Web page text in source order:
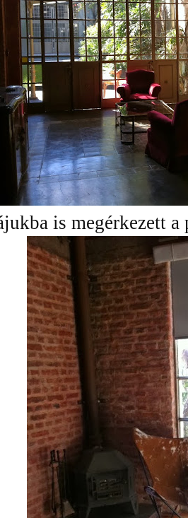
is megérkezett